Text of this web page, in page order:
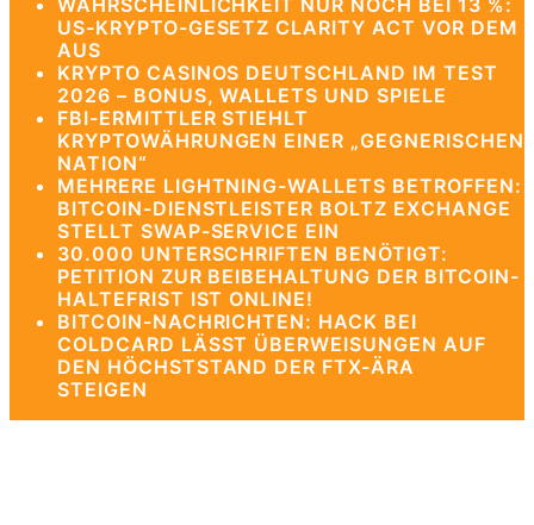
WAHRSCHEINLICHKEIT NUR NOCH BEI 13 %:
US-KRYPTO-GESETZ CLARITY ACT VOR DEM
AUS
KRYPTO CASINOS DEUTSCHLAND IM TEST
2026 – BONUS, WALLETS UND SPIELE
FBI-ERMITTLER STIEHLT
KRYPTOWÄHRUNGEN EINER „GEGNERISCHEN
NATION“
MEHRERE LIGHTNING-WALLETS BETROFFEN:
BITCOIN-DIENSTLEISTER BOLTZ EXCHANGE
STELLT SWAP-SERVICE EIN
30.000 UNTERSCHRIFTEN BENÖTIGT:
PETITION ZUR BEIBEHALTUNG DER BITCOIN-
HALTEFRIST IST ONLINE!
BITCOIN-NACHRICHTEN: HACK BEI
COLDCARD LÄSST ÜBERWEISUNGEN AUF
DEN HÖCHSTSTAND DER FTX-ÄRA
STEIGEN